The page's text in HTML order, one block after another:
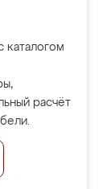
каталогом
расчёт